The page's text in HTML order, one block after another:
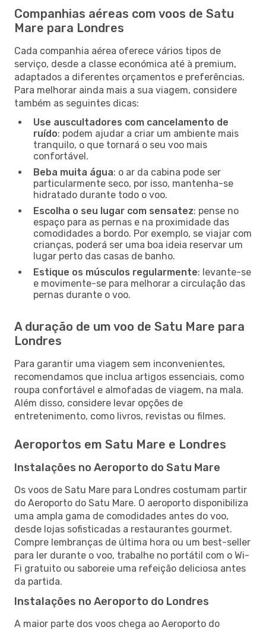
Companhias aéreas com voos de Satu
Mare para Londres
Cada companhia aérea oferece vários tipos de
serviço, desde a classe económica até à premium,
adaptados a diferentes orçamentos e preferências.
Para melhorar ainda mais a sua viagem, considere
também as seguintes dicas:
Use auscultadores com cancelamento de
ruído: podem ajudar a criar um ambiente mais
tranquilo, o que tornará o seu voo mais
confortável.
Beba muita água: o ar da cabina pode ser
particularmente seco, por isso, mantenha-se
hidratado durante todo o voo.
Escolha o seu lugar com sensatez: pense no
espaço para as pernas e na proximidade das
comodidades a bordo. Por exemplo, se viajar com
crianças, poderá ser uma boa ideia reservar um
lugar perto das casas de banho.
Estique os músculos regularmente: levante-se
e movimente-se para melhorar a circulação das
pernas durante o voo.
A duração de um voo de Satu Mare para
Londres
Para garantir uma viagem sem inconvenientes,
recomendamos que inclua artigos essenciais, como
roupa confortável e almofadas de viagem, na mala.
Além disso, considere levar opções de
entretenimento, como livros, revistas ou filmes.
Aeroportos em Satu Mare e Londres
Instalações no Aeroporto do Satu Mare
Os voos de Satu Mare para Londres costumam partir
do Aeroporto do Satu Mare. O aeroporto disponibiliza
uma ampla gama de comodidades antes do voo,
desde lojas sofisticadas a restaurantes gourmet.
Compre lembranças de última hora ou um best-seller
para ler durante o voo, trabalhe no portátil com o Wi-
Fi gratuito ou saboreie uma refeição deliciosa antes
da partida.
Instalações no Aeroporto do Londres
A maior parte dos voos chega ao Aeroporto do